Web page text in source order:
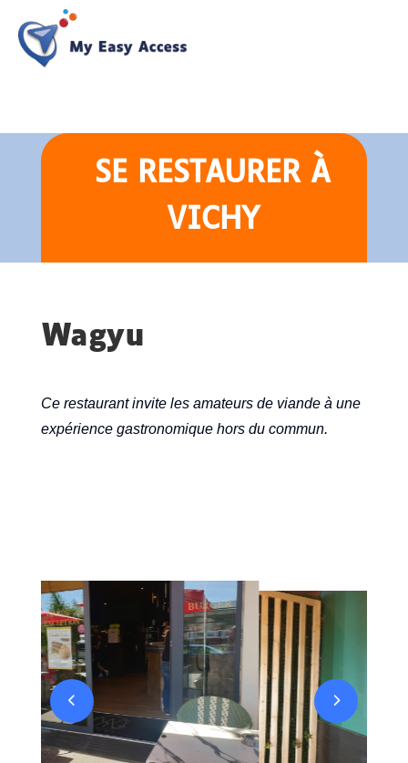
SE RESTAURERÀ
VICHY
Wagyu
Ce restaurant invite les amateurs de viande à une
expérience gastronomique hors du commun.